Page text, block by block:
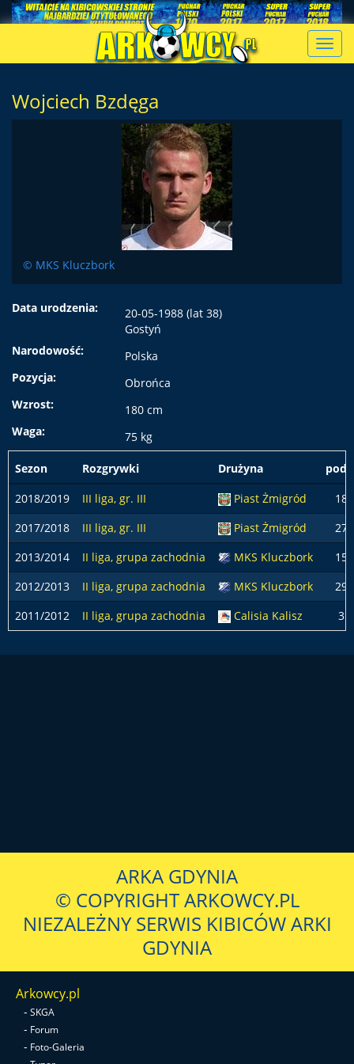
Wojciech Bzdęga
© MKS Kluczbork
Data urodzenia:
20-05-1988 (lat 38)
Gostyń
Narodowość:
Polska
Pozycja:
Obrońca
Wzrost:
180 cm
Waga:
75 kg
Sezon Rozgrywki Drużyna
2018/2019
III liga, gr. III Piast Żmigród
18
2017/2018
III liga, gr. III Piast Żmigród
27
2013/2014
II liga, grupa zachodnia MKS Kluczbork
15
2012/2013
II liga, grupa zachodnia MKS Kluczbork
29
2011/2012
II liga, grupa zachodnia Calisia Kalisz 3
ARKA GDYNIA
© COPYRIGHT ARKOWCY.PL
NIEZALEŻNY SERWIS KIBICÓW ARKI
GDYNIA
Arkowcy.pl
- SKGA
- Forum
- Foto-Galeria